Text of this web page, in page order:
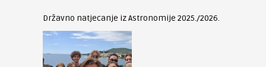
Državno natjecanje iz Astronomije 2025./2026.